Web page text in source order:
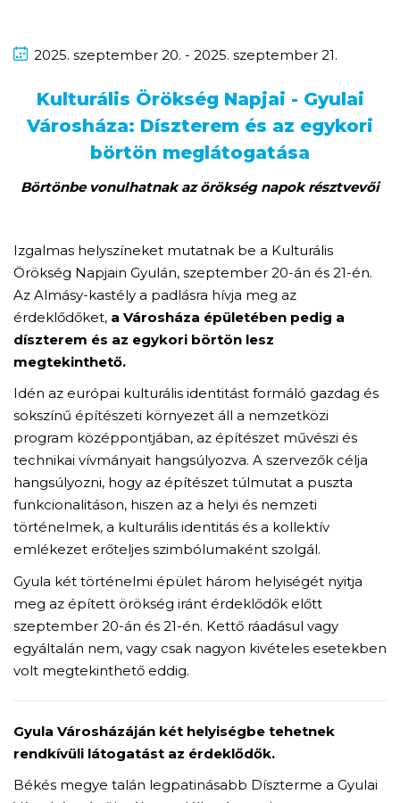
2025. szeptember 20. - 2025. szeptember 21.
Kulturális Örökség Napjai - Gyulai
Városháza: Díszterem és az egykori
börtön meglátogatása
Börtönbe vonulhatnak az örökség napok résztvevői
Izgalmas helyszíneket mutatnak be a Kulturális
Örökség Napjain Gyulán, szeptember 20-án és 21-én.
Az Almásy-kastély a padlásra hívja meg az
érdeklődőket, a Városháza épületében pedig a
díszterem és az egykori börtön lesz
megtekinthető.
Idén az európai kulturális identitást formáló gazdag és
sokszínű építészeti környezet áll a nemzetközi
program középpontjában, az építészet művészi és
technikai vívmányait hangsúlyozva. A szervezők célja
hangsúlyozni, hogy az építészet túlmutat a puszta
funkcionalitáson, hiszen az a helyi és nemzeti
történelmek, a kulturális identitás és a kollektív
emlékezet erőteljes szimbólumaként szolgál.
Gyula két történelmi épület három helyiségét nyitja
meg az épített örökség iránt érdeklődők előtt
szeptember 20-án és 21-én. Kettő ráadásul vagy
egyáltalán nem, vagy csak nagyon kivételes esetekben
volt megtekinthető eddig.
Gyula Városházáján két helyiségbe tehetnek
rendkívüli látogatást az érdeklődők.
Békés megye talán legpatinásabb Díszterme a Gyulai